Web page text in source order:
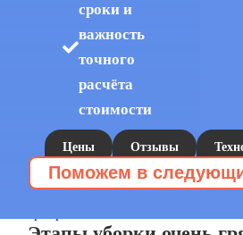
сроки и
важность
точного
расчёта
стоимости
Цены Отзывы
Поможем в
заказывают,